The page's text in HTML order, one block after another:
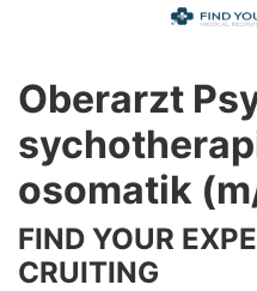
Oberarzt
osomatik
FIND YOUR
CRUITING